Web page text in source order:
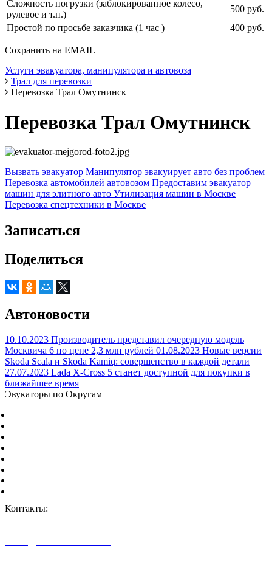
Сложность погрузки (заблокированное колесо,
рулевое и т.п.)
500 руб.
Простой по просьбе заказчика (1 час )
400 руб.
Сохранить на EMAIL
Услуги эвакуатора, манипулятора и автовоза
Трал для перевозки
Перевозка Трал Омутнинск
Перевозка Трал Омутнинск
Вызвать эвакуатор Манипулятор эвакуирует авто без проблем
Перевозка автомобилей автовозом Предоставим эвакуатор
машин для элитного авто Утилизация машин в Москве
Перевозка спецтехники в Москве
Записаться
Поделиться
Автоновости
10.10.2023 Производитель представил очередную модель
Москвича 6 по цене 2,3 млн рублей 01.08.2023 Новые версии
Skoda Scala и Skoda Kamiq: совершенство в каждой детали
27.07.2023 Lada X-Cross 5 станет доступной для покупки в
ближайшее время
Эвукаторы по Округам
Контакты: